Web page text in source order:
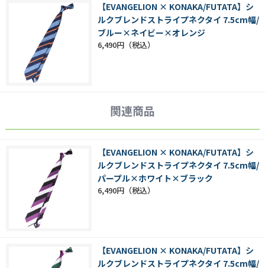
【EVANGELION × KONAKA/FUTATA】シ
ルクブレンドストライプネクタイ 7.5cm幅/
ブルー×ネイビー×オレンジ
6,490円
関連商品
【EVANGELION × KONAKA/FUTATA】シ
ルクブレンドストライプネクタイ 7.5cm幅/
パープル×ホワイト×ブラック
6,490円
【EVANGELION × KONAKA/FUTATA】シ
ルクブレンドストライプネクタイ 7.5cm幅/